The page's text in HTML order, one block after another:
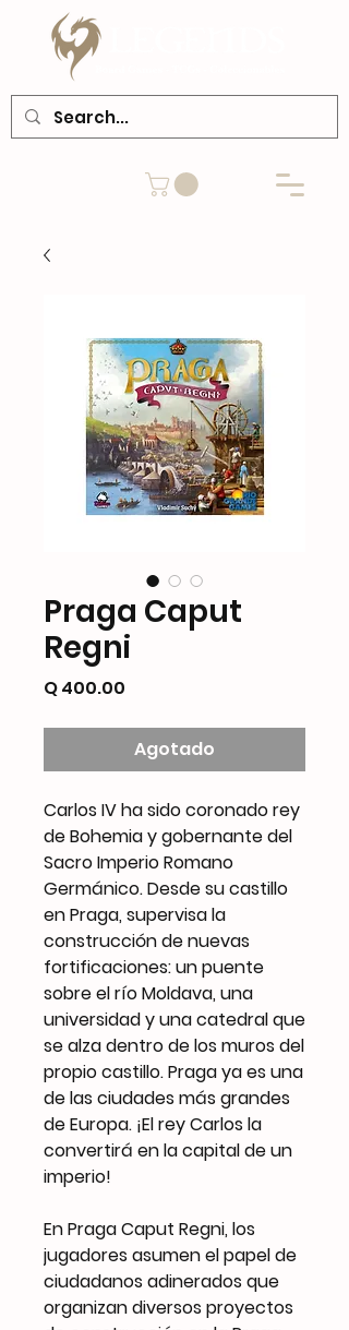
Praga Caput
Regni
Q 400.00
Agotado
Carlos IV ha sido coronado rey
de Bohemia y gobernante del
Sacro Imperio Romano
Germánico. Desde su castillo
en Praga, supervisa la
construcción de nuevas
fortificaciones: un puente
sobre el río Moldava, una
universidad y una catedral que
se alza dentro de los muros del
propio castillo. Praga ya es una
de las ciudades más grandes
de Europa. ¡El rey Carlos la
convertirá en la capital de un
imperio!
En Praga Caput Regni, los
jugadores asumen el papel de
ciudadanos adinerados que
organizan diversos proyectos